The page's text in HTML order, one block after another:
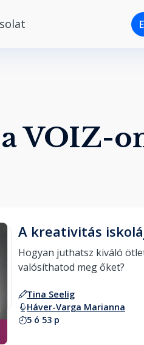
VOIZ-
A kreativitás
Hogyan juthatsz kiváló
Tina Seelig
Háver-Varga Marianna
5 ó 53 p